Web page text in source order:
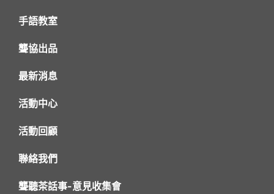
手語教室
聾協出品
最新消息
活動中心
活動回顧
聯絡我們
聾聽茶話事-意見收集會